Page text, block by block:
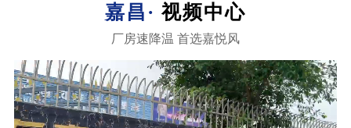
嘉昌· 视频中心
厂房速降温 首选嘉悦风